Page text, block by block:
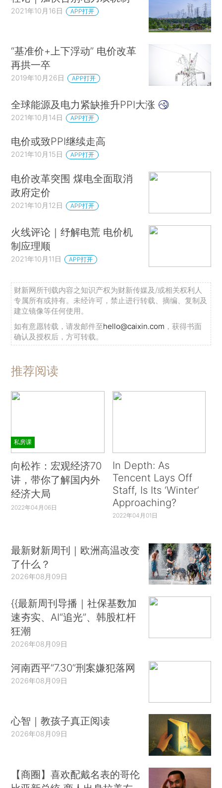
2021年10月16日 APP打开
“基准价+上下浮动” 电价改革
再拱一卒
2019年10月26日 APP打开
全球能源及电力紧缺推升PPI大涨
2021年10月14日 APP打开
电价或致PPI继续走高
2021年10月15日 APP打开
电价改革突围 煤电全面取消
政府定价
2021年10月12日 APP打开
火线评论｜纾解电荒 电价机
制应理顺
2021年10月11日 APP打开
财新网所刊载内容之知识产权为财新传媒及/或相关权利人
专属所有或持有。未经许可，禁止进行转载、摘编、复制及
建立镜像等任何使用。
如有意愿转载，请发邮件至hello@caixin.com ，获得书面
确认及授权后，方可转载。
推荐阅读
私房课
向松祚：宏观经济70
讲，带你了解国内外
经济大局
2022年04月06日
In Depth: As
Tencent Lays Off
Staff, Is Its ‘Winter’
Approaching?
2022年04月01日
最新财新周刊｜欧洲高温改变
了什么？
2026年08月09日
{{最新周刊导播｜社保基数加
速夯实、AI“追光”、韩股杠杆
狂潮
2026年08月09日
河南西平“7.30”刑案嫌犯落网
2026年08月09日
心智｜教孩子真正阅读
2026年08月09日
【商圈】喜欢配戴名表的哥伦